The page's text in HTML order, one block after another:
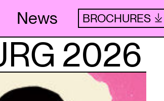
News BROCHURES
2026